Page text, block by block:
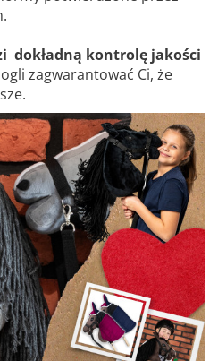
dokładną kontrolę jakości
zagwarantować Ci, że